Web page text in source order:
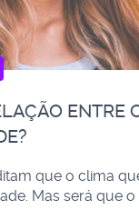
ENTRE
que o clima
Mas será que